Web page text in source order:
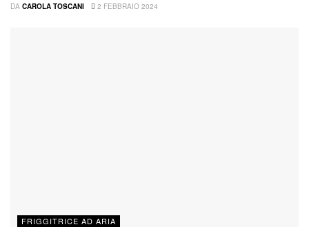
DA CAROLA TOSCANI 2 FEBBRAIO 2024
FRIGGITRICE AD ARIA